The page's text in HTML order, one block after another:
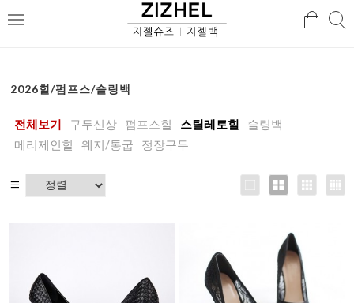
메
검
2026힐/펌프스/슬링백
전체보기 구두신상 펌프스힐 스틸레토힐
슬링백
메리제인힐
웨지/통굽 정장구두